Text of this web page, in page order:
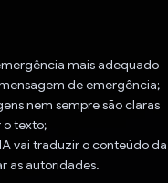
mais adequado
de emergência;
nem sempre são claras
o texto;
vai traduzir o conteúdo da
as autoridades.